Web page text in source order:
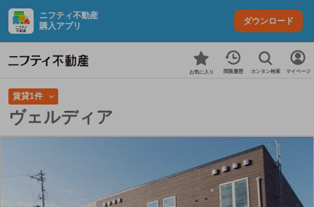
ニフティ不動産
購入アプリ
ダウンロード
お気に入り 閲覧履歴 カンタン検索 マイページ
賃貸1件
ヴェルディア